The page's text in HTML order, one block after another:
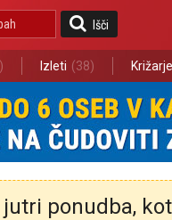
Išči
Izleti (38)
ponudba,